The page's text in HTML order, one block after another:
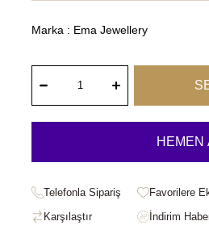
Marka : Ema Jewellery
Telefonla Sipariş Favorilere
Karşılaştır